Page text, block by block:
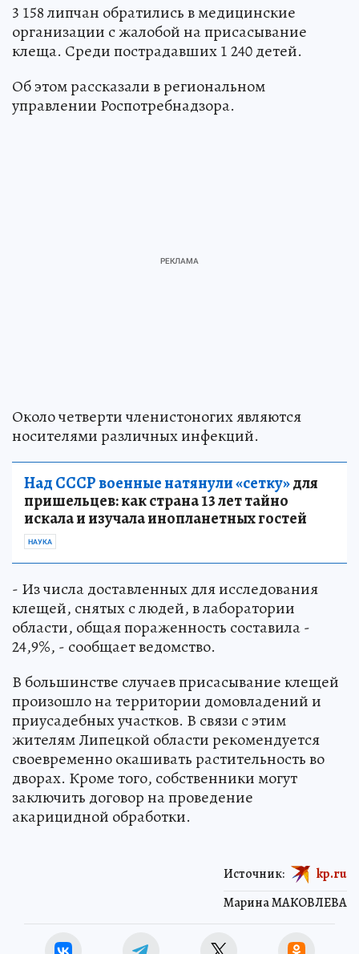
3 158 липчан обратились в медицинские
организации с жалобой на присасывание
клеща. Среди пострадавших 1 240 детей.
Об этом рассказали в региональном
управлении Роспотребнадзора.
Около четверти членистоногих являются
носителями различных инфекций.
Над СССР военные натянули «сетку»для
пришельцев: как страна 13 лет тайно
искала и изучала инопланетных гостей
НАУКА
- Из числа доставленных для исследования
клещей, снятых с людей, в лаборатории
области, общая пораженность составила -
24,9%, - сообщает ведомство.
В большинстве случаев присасывание клещей
произошло на территории домовладений и
приусадебных участков. В связи с этим
жителям Липецкой области рекомендуется
своевременно окашивать растительность во
дворах. Кроме того, собственники могут
заключить договор на проведение
акарицидной обработки.
Марина МАКОВЛЕВА
Источник: kp.ru